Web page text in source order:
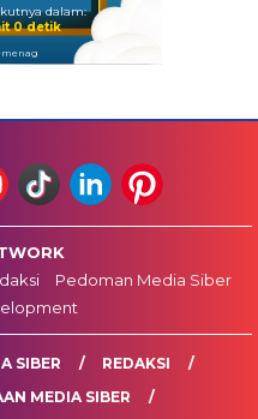
dalam:
0 detik
Pedoman Media Siber
SIBER
REDAKSI
MEDIA SIBER